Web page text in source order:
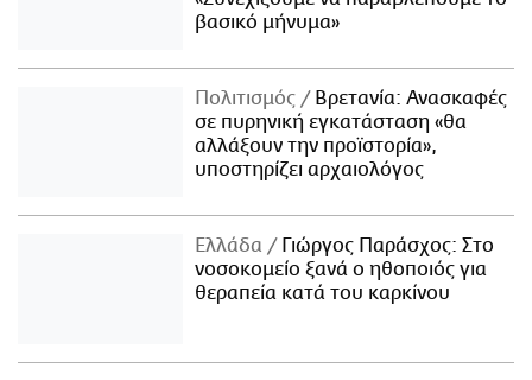
βασικό μήνυμα»
Πολιτισμός
Βρετανία: Ανασκαφές
σε πυρηνική εγκατάσταση «θα
αλλάξουν την προϊστορία»,
υποστηρίζει αρχαιολόγος
Ελλάδα
Γιώργος Παράσχος: Στο
νοσοκομείο ξανά ο ηθοποιός για
θεραπεία κατά του καρκίνου